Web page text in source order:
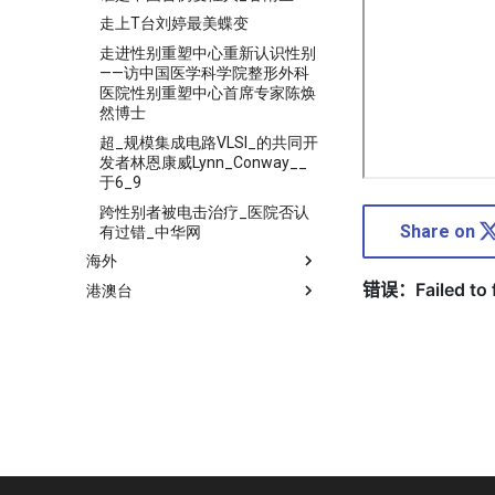
走上T台刘婷最美蝶变
走进性别重塑中心重新认识性别
——访中国医学科学院整形外科
医院性别重塑中心首席专家陈焕
然博士
超_规模集成电路VLSI_的共同开
发者林恩康威Lynn_Conway__
于6_9
跨性别者被电击治疗_医院否认
有过错_中华网
海外
港澳台
Share on